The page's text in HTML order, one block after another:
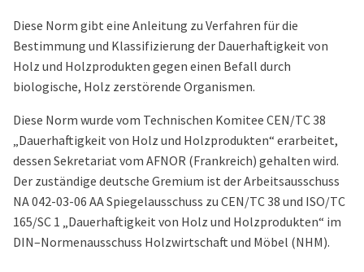
Diese Norm gibt eine Anleitung zu Verfahren für die
Bestimmung und Klassifizierung der Dauerhaftigkeit von
Holz und Holzprodukten gegen einen Befall durch
biologische, Holz zerstörende Organismen.
Diese Norm wurde vom Technischen Komitee CEN/TC 38
„Dauerhaftigkeit von Holz und Holzprodukten“ erarbeitet,
dessen Sekretariat vom AFNOR (Frankreich) gehalten wird.
Der zuständige deutsche Gremium ist der Arbeitsausschuss
NA 042-03-06 AA Spiegelausschuss zu CEN/TC 38 und ISO/TC
165/SC 1 „Dauerhaftigkeit von Holz und Holzprodukten“ im
DIN–Normenausschuss Holzwirtschaft und Möbel (NHM).